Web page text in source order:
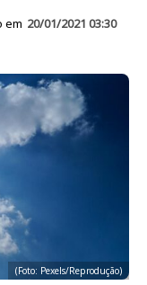
em 20/01/2021 03:30
(Foto: Pexels/Reprodução)